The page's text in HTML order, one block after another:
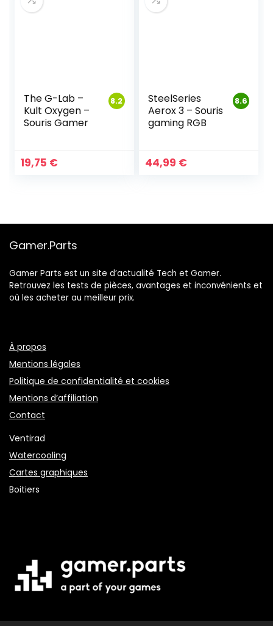
8.2
The G-Lab –
Kult Oxygen –
Souris Gamer
19,75 €
8.6
SteelSeries
Aerox 3 – Souris
gaming RGB
44,99 €
Gamer.Parts
Gamer Parts est un site d’actualité Tech et Gamer.
Retrouvez les tests de pièces, avantages et inconvénients et
où les acheter au meilleur prix.
À propos
Mentions légales
Politique de confidentialité et cookies
Mentions d’affiliation
Contact
Ventirad
Watercooling
Cartes graphiques
Boitiers